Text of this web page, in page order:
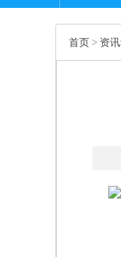
首页 > 资